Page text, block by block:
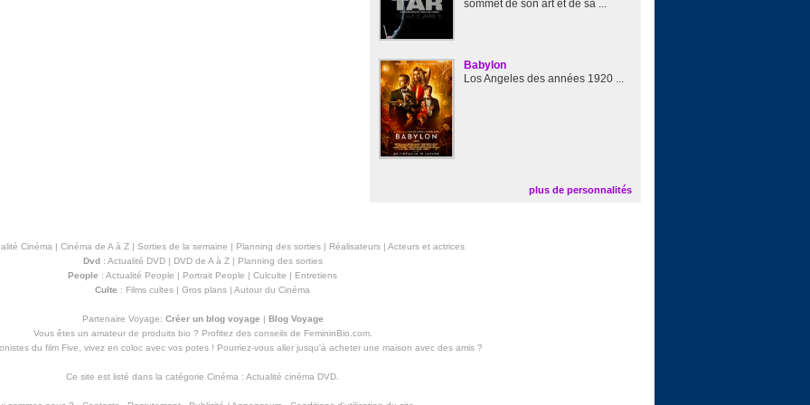
sommet de son art et de sa ...
Babylon
Los Angeles des années 1920 ...
plus de personnalités
Cinéma | Cinéma de A à Z| Sorties de la semaine | Planning des sorties| Réalisateurs| Acteurs et actrices
Dvd: Actualité DVD| DVD de A à Z| Planning des sorties
People : Actualité People | Portrait People | Culculte | Entretiens
Culte : Films cultes | Gros plans | Autour du Cinéma
Partenaire Voyage: Créer un blog voyage | Blog Voyage
Vous êtes un amateur de produits bio ? Profitez des conseils de FemininBio.com.
du film Five, vivez en coloc avec vos potes ! Pourriez-vous aller jusqu'à acheter une maison avec des amis?
Ce site est listé dans la catégorie Cinéma : Actualité cinéma DVD